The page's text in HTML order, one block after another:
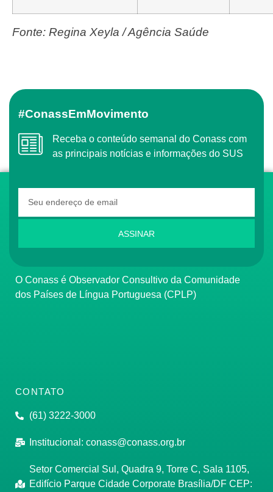
Fonte: Regina Xeyla / Agência Saúde
#ConassEmMovimento
Receba o conteúdo semanal do Conass com
as principais notícias e informações do SUS
ASSINAR
O Conass é Observador Consultivo da Comunidade
dos Países de Língua Portuguesa (CPLP)
CONTATO
(61) 3222-3000
Institucional: conass@conass.org.br
Setor Comercial Sul, Quadra 9, Torre C, Sala 1105,
Edifício Parque Cidade Corporate Brasília/DF CEP: